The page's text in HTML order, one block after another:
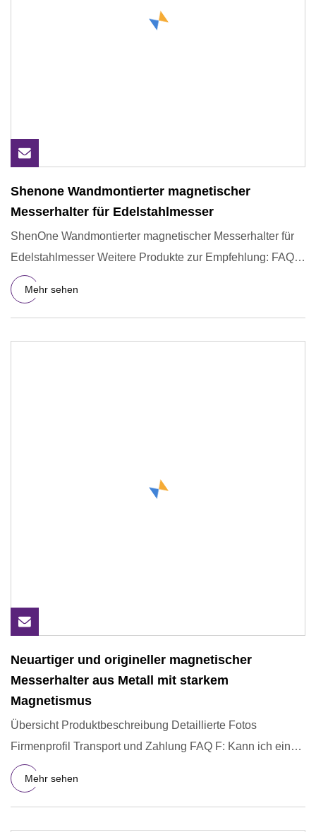
Shenone Wandmontierter magnetischer
Messerhalter für Edelstahlmesser
ShenOne Wandmontierter magnetischer Messerhalter für
Edelstahlmesser Weitere Produkte zur Empfehlung: FAQ
1. Kann ich k
Mehr sehen
Neuartiger und origineller magnetischer
Messerhalter aus Metall mit starkem
Magnetismus
Übersicht Produktbeschreibung Detaillierte Fotos
Firmenprofil Transport und Zahlung FAQ F: Kann ich ein
individuelles D
Mehr sehen